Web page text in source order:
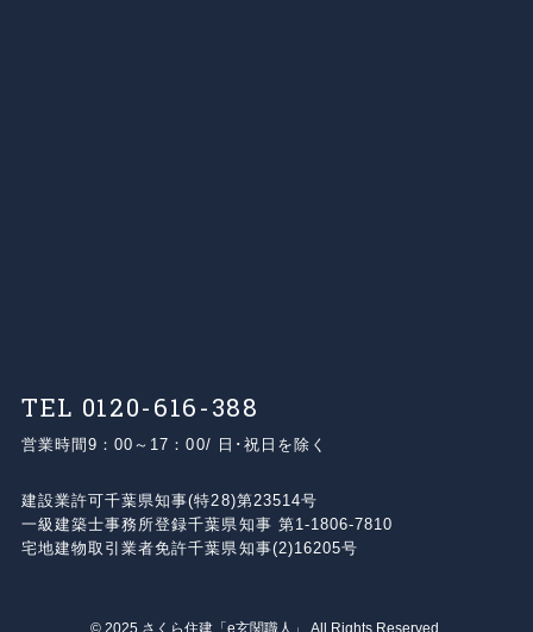
TEL 0120-616-388
営業時間9：00～17：00/ 日･祝日を除く
建設業許可千葉県知事(特28)第23514号
⼀級建築⼠事務所登録千葉県知事 第1-1806-7810
宅地建物取引業者免許千葉県知事(2)16205号